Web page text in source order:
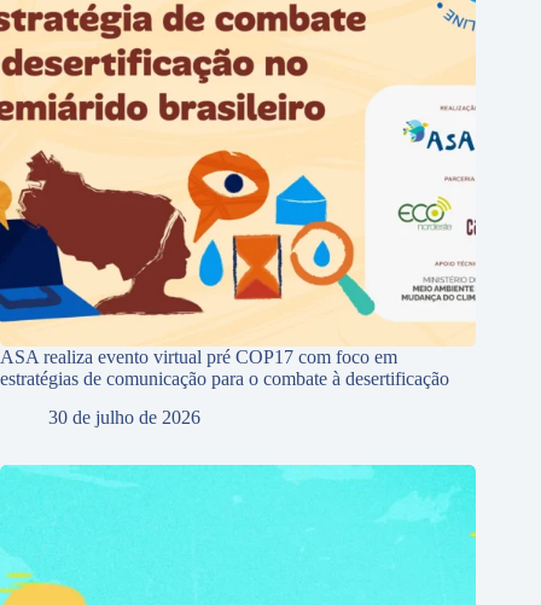
ASA realiza evento virtual pré COP17 com foco em
estratégias de comunicação para o combate à desertificação
30 de julho de 2026